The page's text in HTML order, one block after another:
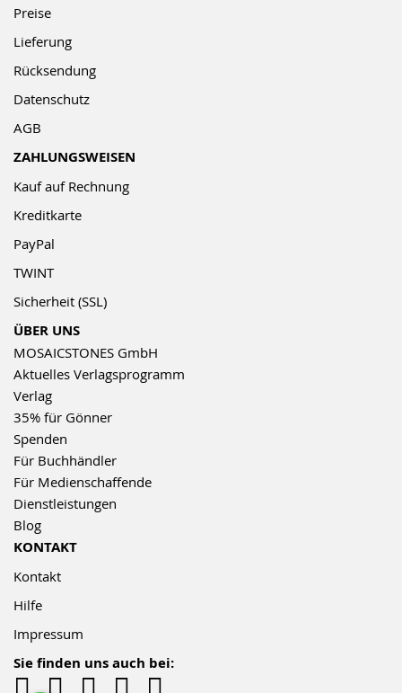
Preise
Lieferung
Rücksendung
Datenschutz
AGB
ZAHLUNGSWEISEN
Kauf auf Rechnung
Kreditkarte
PayPal
TWINT
Sicherheit (SSL)
ÜBER UNS
MOSAICSTONES GmbH
Aktuelles Verlagsprogramm
Verlag
35% für Gönner
Spenden
Für Buchhändler
Für Medienschaffende
Dienstleistungen
Blog
KONTAKT
Kontakt
Hilfe
Impressum
Sie finden uns auch bei: